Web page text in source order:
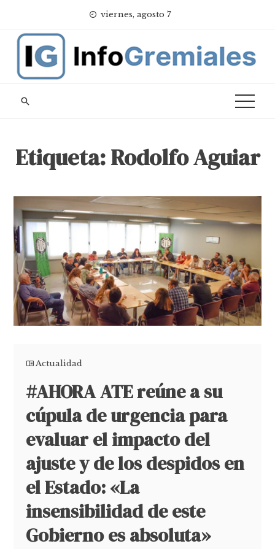
content
viernes, agosto 7
Etiqueta:Rodolfo Aguiar
Actualidad
#AHORA ATE reúne a su
cúpula de urgencia para
evaluar el impacto del
ajuste y de los despidos en
el Estado: «La
insensibilidad de este
Gobierno es absoluta»